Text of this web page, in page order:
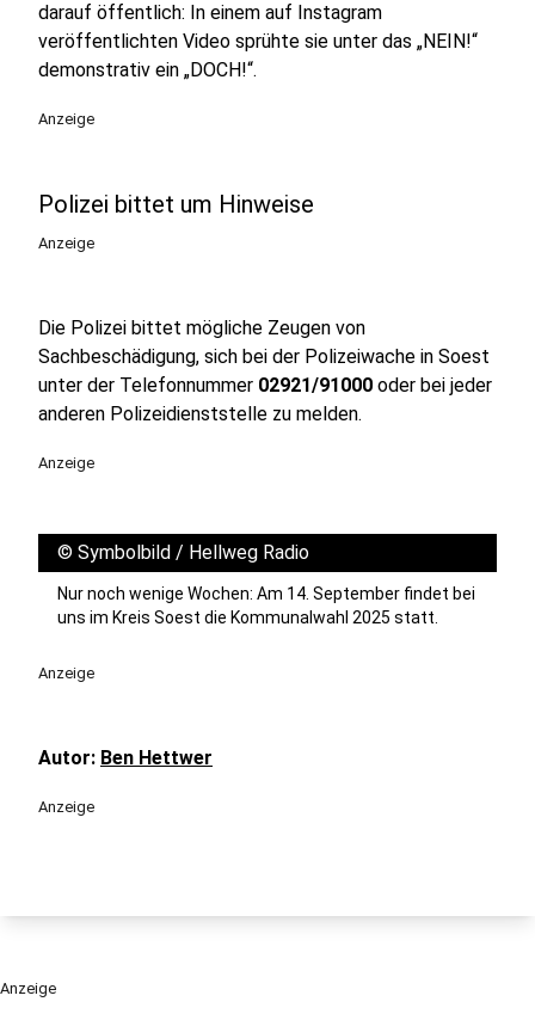
darauf öffentlich: In einem auf Instagram
veröffentlichten Video sprühte sie unter das „NEIN!“
demonstrativ ein „DOCH!“.
Anzeige
Polizei bittet um Hinweise
Anzeige
Die Polizei bittet mögliche Zeugen von
Sachbeschädigung, sich bei der Polizeiwache in Soest
unter der Telefonnummer 02921/91000 oder bei jeder
anderen Polizeidienststelle zu melden.
Anzeige
© Symbolbild / Hellweg Radio
Nur noch wenige Wochen: Am 14. September findet bei
uns im Kreis Soest die Kommunalwahl 2025 statt.
Anzeige
Autor: Ben Hettwer
Anzeige
Anzeige